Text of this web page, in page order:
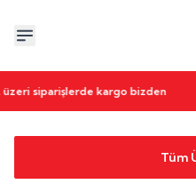
siparişlerde kargo bizden
Tüm